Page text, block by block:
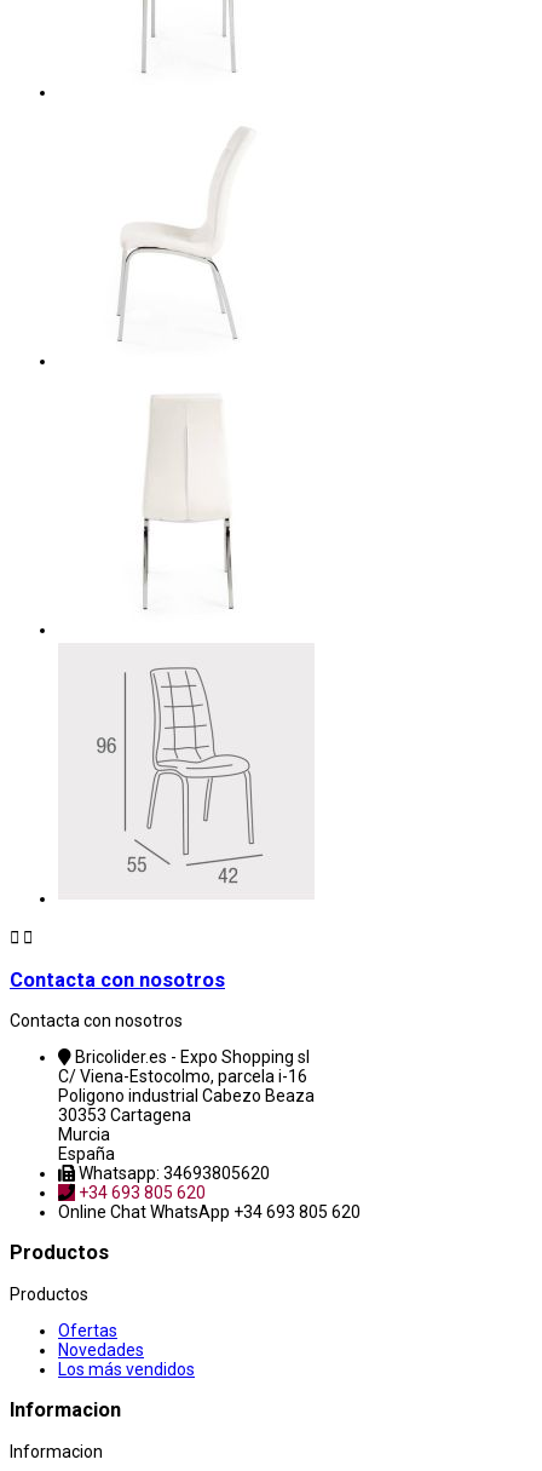
 
Contacta con nosotros
Contacta con nosotros
Bricolider.es - Expo Shopping sl
C/ Viena-Estocolmo, parcela i-16
Poligono industrial Cabezo Beaza
30353 Cartagena
Murcia
España
Whatsapp: 34693805620
+34 693 805 620
Online ChatWhatsApp +34 693 805 620
Productos
Productos
Ofertas
Novedades
Los más vendidos
Informacion
Informacion